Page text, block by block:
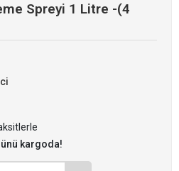
Spreyi 1 Litre -(4
kargoda!